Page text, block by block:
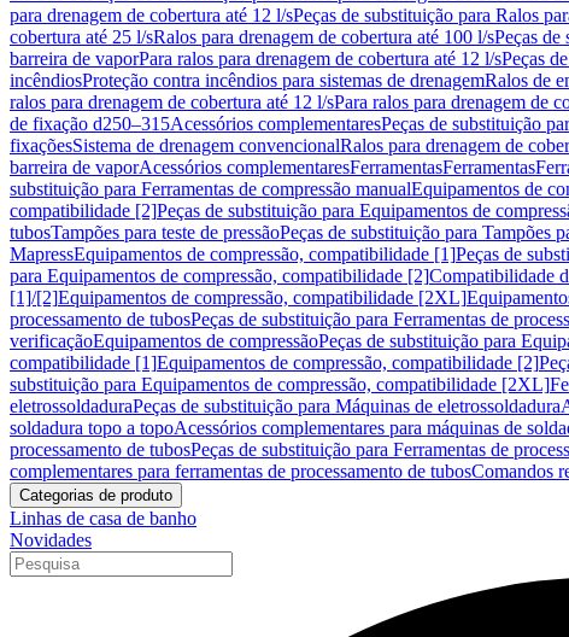
para drenagem de cobertura até 12 l/sPeças de substituição para Ralos
cobertura até 25 l/sRalos para drenagem de cobertura até 100 l/sPeças de
barreira de vaporPara ralos para drenagem de cobertura até 12 l/sPeças
incêndiosProteção contra incêndios para sistemas de drenagemRalos de
ralos para drenagem de cobertura até 12 l/sPara ralos para drenagem de
de fixação d250–315Acessórios complementaresPeças de substituição
fixaçõesSistema de drenagem convencionalRalos para drenagem de
barreira de vaporAcessórios complementaresFerramentasFerramentas
substituição para Ferramentas de compressão manualEquipamentos de
compatibilidade [2]Peças de substituição para Equipamentos de
tubosTampões para teste de pressãoPeças de substituição para Tampões
MapressEquipamentos de compressão, compatibilidade [1]Peças de
para Equipamentos de compressão, compatibilidade [2]Compatibilidade
[1]/[2]Equipamentos de compressão, compatibilidade [2XL]
processamento de tubosPeças de substituição para Ferramentas de
verificaçãoEquipamentos de compressãoPeças de substituição para
compatibilidade [1]Equipamentos de compressão, compatibilidade [2]
substituição para Equipamentos de compressão, compatibilidade [2XL]
eletrossoldaduraPeças de substituição para Máquinas de eletrossoldadura
soldadura topo a topoAcessórios complementares para máquinas de
processamento de tubosPeças de substituição para Ferramentas de
complementares para ferramentas de processamento de tubosComandos
Categorias de produto
Linhas de casa de banho
Novidades